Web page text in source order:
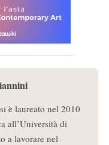
è laureato nel 2010
all’Università di
a lavorare nel